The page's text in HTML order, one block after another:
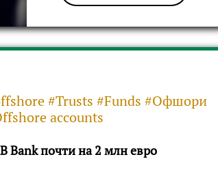
#Trusts #Funds #Офшори
accounts
Bank почти на 2 млн евро